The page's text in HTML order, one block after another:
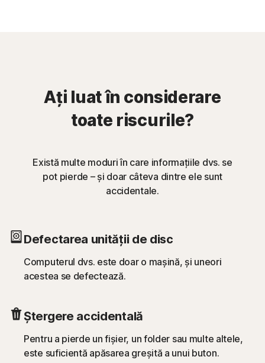
Ați luat în considerare
toate riscurile?
Există multe moduri în care informațiile dvs. se
pot pierde – și doar câteva dintre ele sunt
accidentale.
Defectarea unității de disc
Computerul dvs. este doar o mașină, și uneori
acestea se defectează.
Ștergere accidentală
Pentru a pierde un fișier, un folder sau multe altele,
este suficientă apăsarea greșită a unui buton.